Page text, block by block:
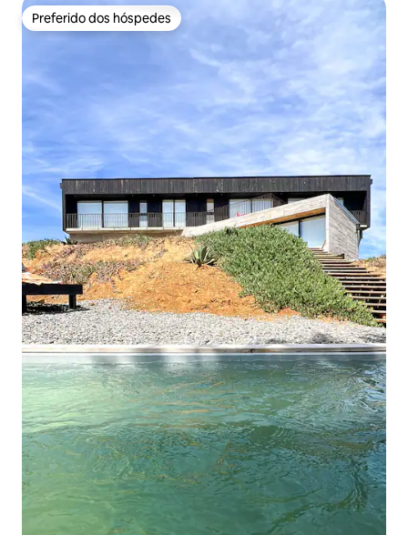
Preferido dos hóspedes
Preferido dos hóspedes